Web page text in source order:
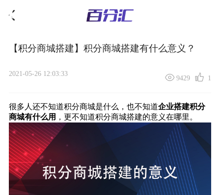
【积分商城搭建】积分商城搭建有什么意义？
2021-05-26 12:03:33
9429 1
很多人还不知道积分商城是什么，也不知道企业搭建积分
商城有什么用 ，更不知道积分商城搭建的意义在哪里。